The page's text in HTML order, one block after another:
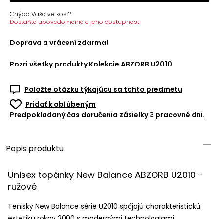
Chýba Vaša veľkosť?
Dostaňte upovedomenie o jeho dostupnosti
Doprava a vrácení zdarma!
Pozri všetky produkty Kolekcie ABZORB U2010
Položte otázku týkajúcu sa tohto predmetu
Pridať k obľúbeným
Predpokladaný čas doručenia zásielky 3 pracovné dni.
Popis produktu
Unisex topánky New Balance ABZORB U2010 –
ružové
Tenisky New Balance série U2010 spájajú charakteristickú